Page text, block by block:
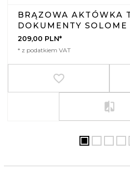
BRĄZOWA AKTÓWKA
DOKUMENTY
209,00 PLN*
* z podatkiem VAT